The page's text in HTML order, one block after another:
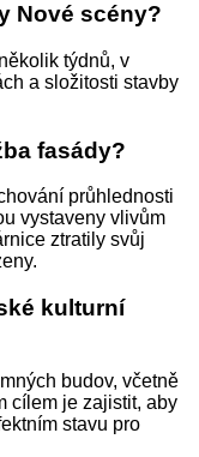
Nové scény?
týdnů, v
a složitosti stavby
fasády?
průhlednosti
vystaveny vlivům
ztratily svůj
kulturní
budov, včetně
cílem je zajistit, aby
stavu pro